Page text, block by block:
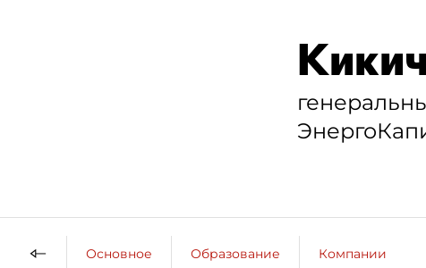
Основное Образование Компании